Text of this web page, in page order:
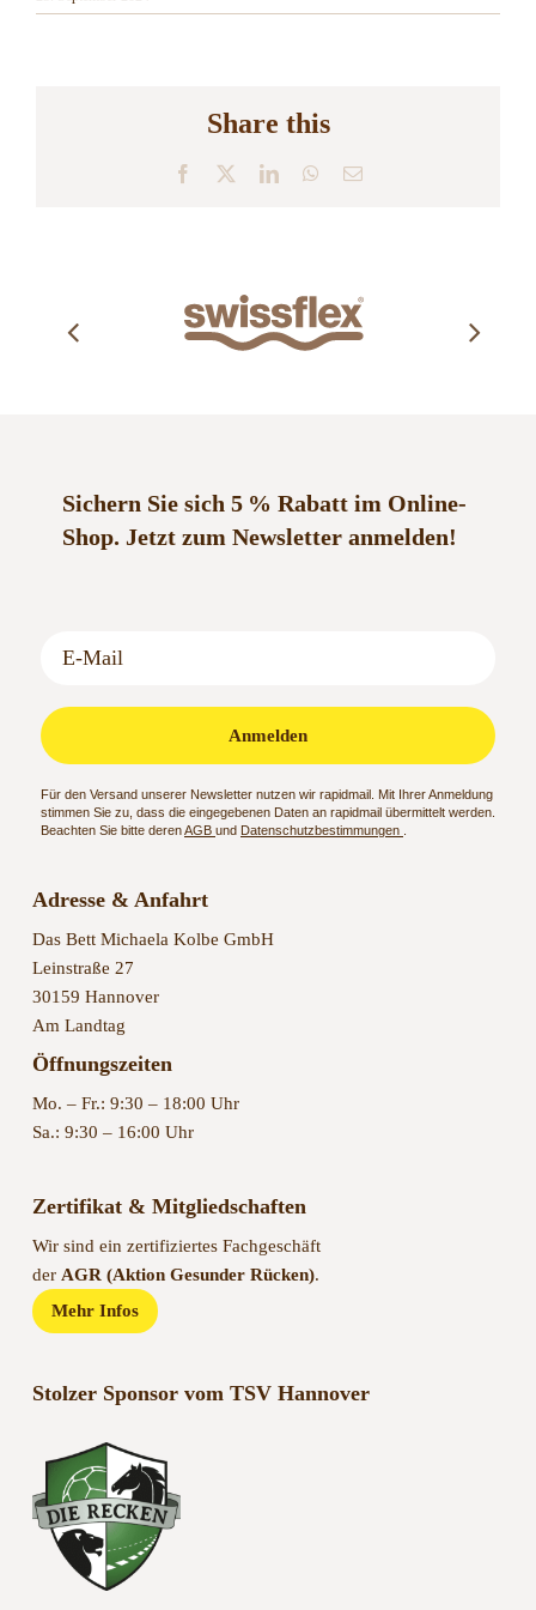
Share this
Facebook LinkedInWhatsApp
E-
Sichern Sie sich 5 % Rabatt im Online-
Shop. Jetzt zum Newsletter anmelden!
Anmelden
Für den Versand unserer Newsletter nutzen wir rapidmail. Mit Ihrer Anmeldung
stimmen Sie zu, dass die eingegebenen Daten an rapidmail übermittelt werden.
Beachten Sie bitte derenAGB und Datenschutzbestimmungen
Adresse & Anfahrt
Das Bett Michaela Kolbe GmbH
Leinstraße 27
30159 Hannover
Am Landtag
Öffnungszeiten
Mo. – Fr.: 9:30 – 18:00 Uhr
Sa.: 9:30 – 16:00 Uhr
Zertifikat & Mitgliedschaften
Wir sind ein zertifiziertes Fachgeschäft
der AGR (Aktion Gesunder Rücken).
Mehr Infos
Stolzer Sponsor vom TSV Hannover